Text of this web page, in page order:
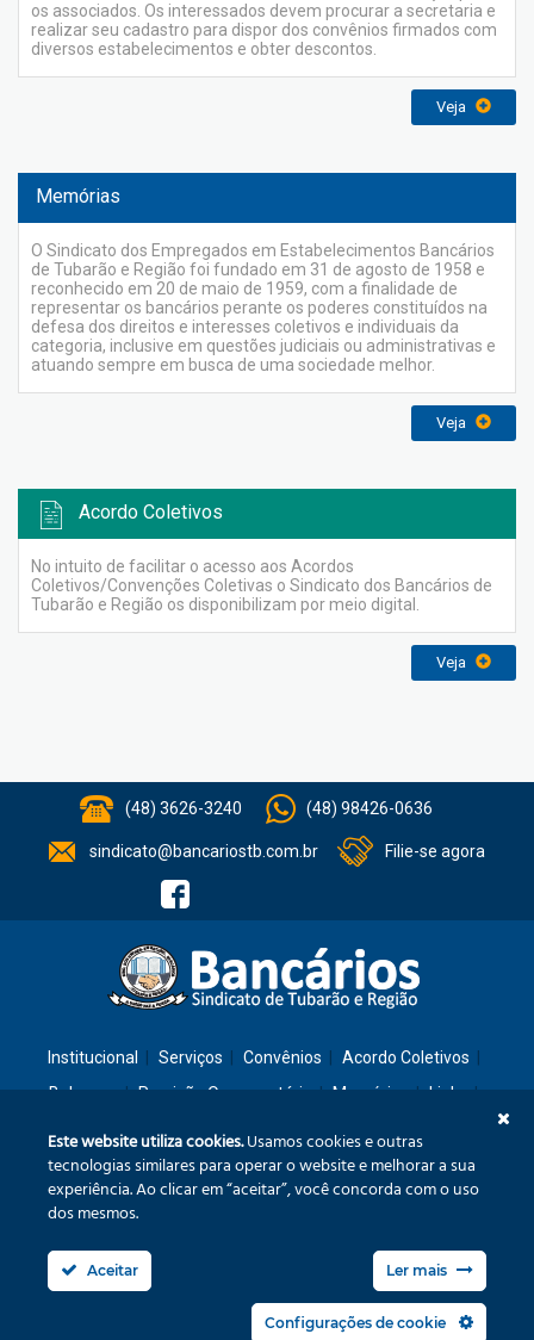
os associados. Os interessados devem procurar a secretaria e
realizar seu cadastro para dispor dos convênios firmados com
diversos estabelecimentos e obter descontos.
Veja
Memórias
O Sindicato dos Empregados em Estabelecimentos Bancários
de Tubarão e Região foi fundado em 31 de agosto de 1958 e
reconhecido em 20 de maio de 1959, com a finalidade de
representar os bancários perante os poderes constituídos na
defesa dos direitos e interesses coletivos e individuais da
categoria, inclusive em questões judiciais ou administrativas e
atuando sempre em busca de uma sociedade melhor.
Veja
Acordo Coletivos
No intuito de facilitar o acesso aos Acordos
Coletivos/Convenções Coletivas o Sindicato dos Bancários de
Tubarão e Região os disponibilizam por meio digital.
Veja
(48) 3626-3240 (48) 98426-0636
sindicato@bancariostb.com.br Filie-se agora
Institucional Serviços Convênios
Acordo Coletivos
Balanços
Previsão Orçamentária Memórias
Links
Rua: São José, 36 – Ed. Cláudia – Térreo – Tubarão/SC – CEP: 88701-260
Fone/Fax: (48) 3626-3240 sindicato@bancariostb.com.br
Política de Privacidade
Este website utiliza cookies.Usamos cookies e outras
tecnologias similares para operar o website e melhorar a sua
experiência. Ao clicar em “aceitar”, você concorda com o uso
dos mesmos.
Aceitar Ler mais
Configurações de cookie